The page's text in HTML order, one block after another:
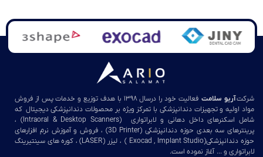
شرکتآریو سلامت
فعالیت خود را درسال ۱۳۹۸ با هدف توزیع و خدمات پس از فروش
مواد اولیه و تجهیزات دندانپزشکی با تمرکز ویژه بر محصولات دندانپزشکی دیجیتال که
شامل اسکنرهای داخل دهانی و لابراتواری (Intraoral & Desktop Scanners) ،
پرینترهای سه بعدی حوزه دندانپزشکی (3D Printer) ، فروش و آموزش نرم افزارهای
حوزه دندانپزشکی(Exocad , Implant Studio ) ، لیزر (LASER) ، کوره های سینتیرینگ
لابراتواری و … آغاز نموده است.